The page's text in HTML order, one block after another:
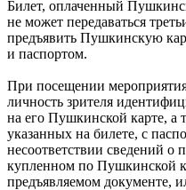
Билет, оплаченный
не может передаваться
предъявить Пушкинскую
и паспортом.
При посещении
личность зрителя
на его Пушкинской карте, а
указанных на билете, с
несоответствии сведений о
купленном по Пушкинской
предъявляемом документе,